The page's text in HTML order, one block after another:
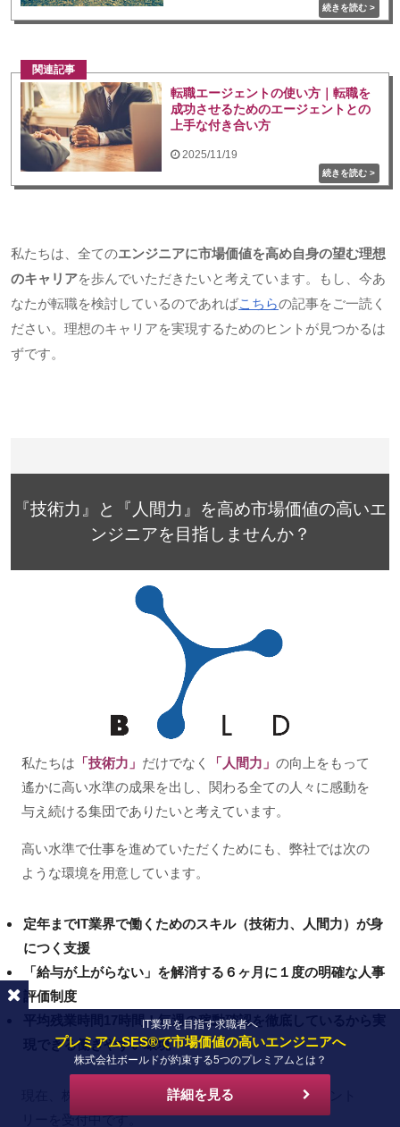
関連記事
転職エージェントの使い方｜転職を
成功させるためのエージェントとの
上手な付き合い方
2025/11/19
私たちは、全てのエンジニアに市場価値を高め自身の望む理想
のキャリアを歩んでいただきたいと考えています。もし、今あ
なたが転職を検討しているのであればこちらの記事をご一読く
ださい。理想のキャリアを実現するためのヒントが見つかるは
ずです。
『技術力』と『人間力』を高め市場価値の高いエ
ンジニアを目指しませんか？
私たちは 「技術力」 だけでなく 「人間力」 の向上をもって
遙かに高い水準の成果を出し、関わる全ての人々に感動を
与え続ける集団でありたいと考えています。
高い水準で仕事を進めていただくためにも、弊社では次の
ような環境を用意しています。
定年までIT業界で働くためのスキル（技術力、人間力）が身
につく支援
「給与が上がらない」を解消する６ヶ月に１度の明確な人事
評価制度
平均残業時間17時間！毎週の稼動確認を徹底しているから実
現できる働きやすい環境
現在、株式会社ボールドでは「キャリア採用」のエント
リーを受付中です。
IT業界を目指す求職者へ
プレミアムSES®で市場価値の高いエンジニアへ
株式会社ボールドが約束する5つのプレミアムとは？
詳細を見る